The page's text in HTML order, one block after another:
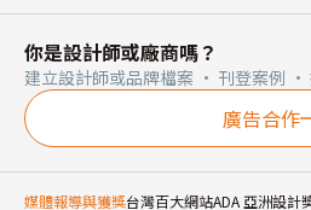
你是設計師或廠商嗎？
建立設計師或品牌檔案 · 刊登案例 ·
廣告合作
媒體報導與獲獎台灣百大網站ADA 亞洲設計